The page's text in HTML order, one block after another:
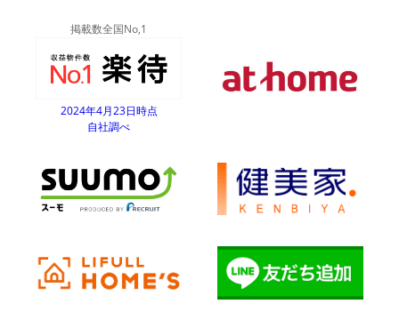
掲載数全国No,1
2024年4月23日時点
自社調べ